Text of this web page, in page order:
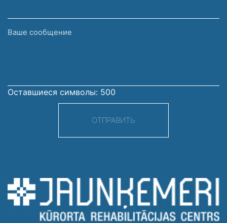
Ваше
Оставшиеся символы: 500
ОТПРАВИТЬ